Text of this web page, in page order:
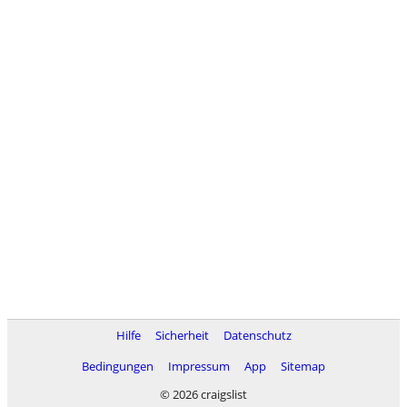
Hilfe Sicherheit
Datenschutz
Bedingungen
Impressum App
Sitemap
© 2026 craigslist